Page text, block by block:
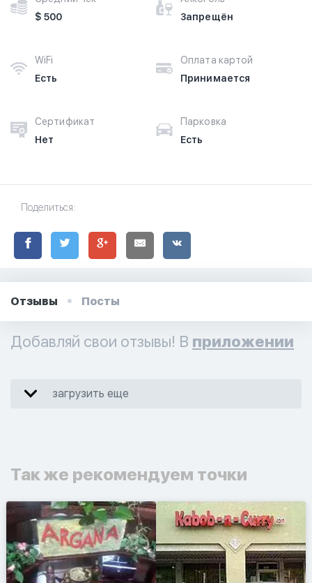
$ 500
Запрещён
WiFi
Есть
Оплата картой
Принимается
Сертификат
Нет
Парковка
Есть
Поделиться:
Отзывы Посты
Добавляй свои отзывы! В приложении
загрузить еще
Так же рекомендуем точки